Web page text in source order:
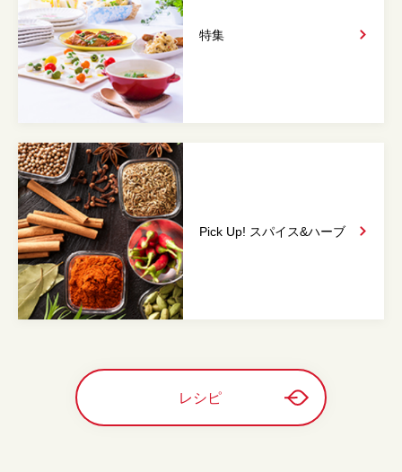
特集
Pick Up! スパイス&ハーブ
レシピ